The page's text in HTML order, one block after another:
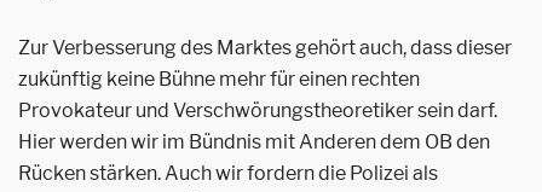
Zur Verbesserung des Marktes gehört auch, dass dieser
zukünftig keine Bühne mehr für einen rechten
Provokateur und Verschwörungstheoretiker sein darf.
Hier werden wir im Bündnis mit Anderen dem OB den
Rücken stärken. Auch wir fordern die Polizei als